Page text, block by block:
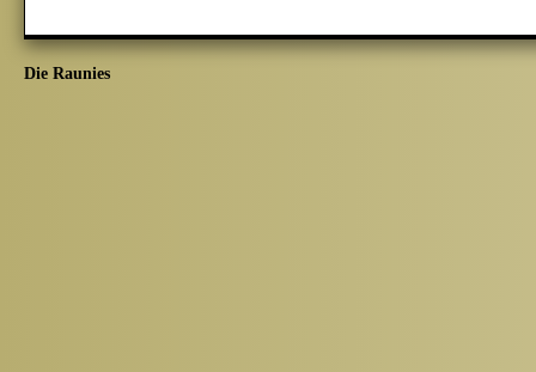
Die Raunies